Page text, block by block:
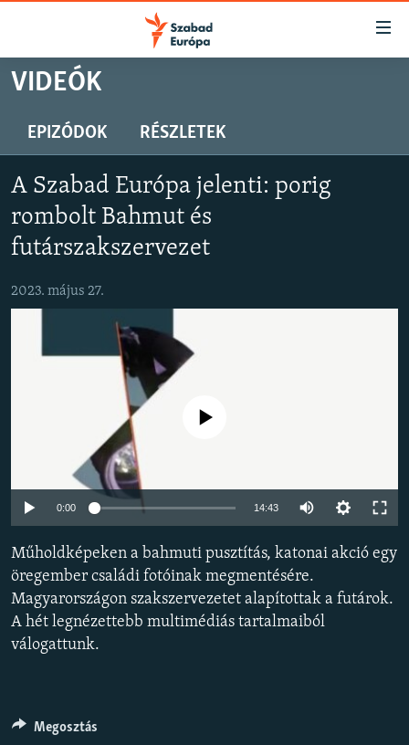
Akadálymentes
Ugrás
oldalra
tartalomjegyzékre
Ugrás
AKTUÁLIS
VIDEÓK
ELEMZŐ
SZABADON
DEMOKRÁCIA
A PÉNZ NYOMÁBAN
EURÓPAI UNIÓ
KLÍMAVÁLTOZÁS
A MÚLT TANULSÁGAI
KÖVESSEN MINKET!
Valamennyi RFE/RL weboldal
VIDEÓK
EPIZÓDOK RÉSZLETEK
A Szabad Európa jelenti: porig
rombolt Bahmut és
futárszakszervezet
2023. május 27.
Auto
Jelenleg nincs elérhető tartalom
0:00 14:43
480p
Műholdképeken a bahmuti pusztítás, katonai akció egy
öregember családi fotóinak megmentésére.
Magyarországon szakszervezetet alapítottak a futárok.
A hét legnézettebb multimédiás tartalmaiból
válogattunk.
Megosztás